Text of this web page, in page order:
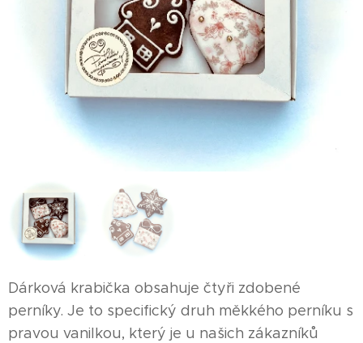
Dárková krabička obsahuje čtyři zdobené
perníky. Je to specifický druh měkkého perníku s
pravou vanilkou, který je u našich zákazníků